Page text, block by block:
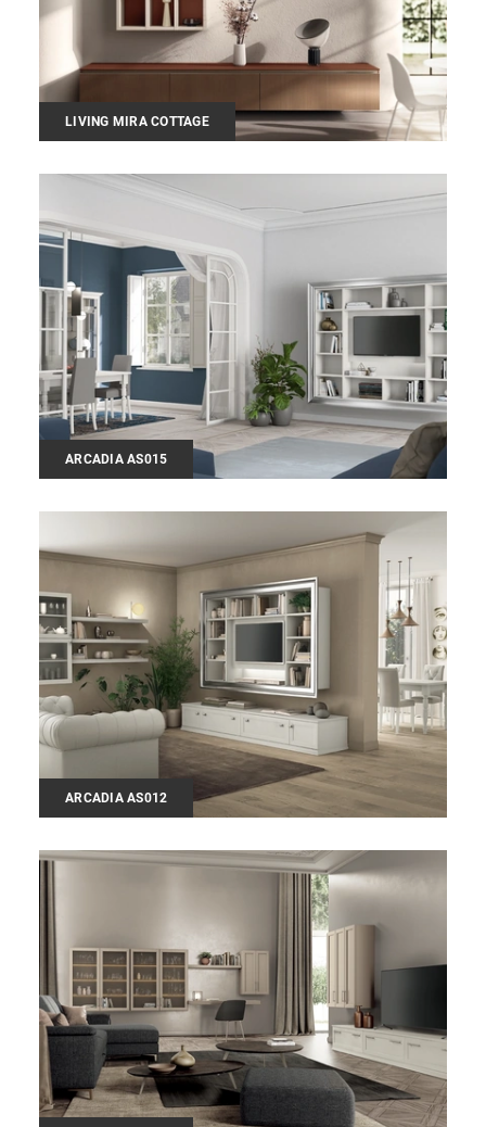
LIVING MIRA COTTAGE
ARCADIA AS015
ARCADIA AS012